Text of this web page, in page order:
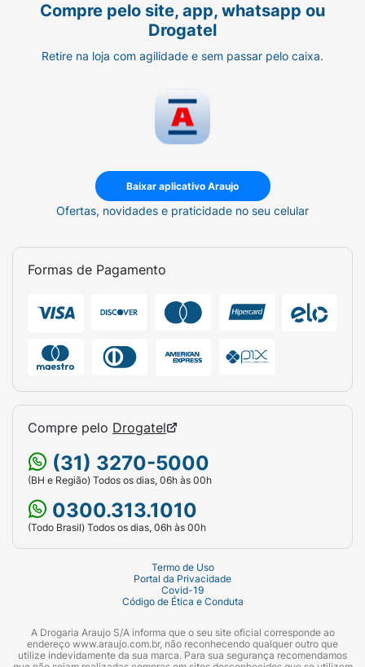
Compre pelo site, app, whatsapp ou
Drogatel
Retire na loja com agilidade e sem passar pelo caixa.
Baixar aplicativo Araujo
Ofertas, novidades e praticidade no seu celular
Formas de Pagamento
Compre pelo Drogatel
(31) 3270-5000
(BH e Região) Todos os dias, 06h às 00h
0300.313.1010
(Todo Brasil) Todos os dias, 06h às 00h
Termo de Uso
Portal da Privacidade
Covid-19
Código de Ética e Conduta
A Drogaria Araujo S/A informa que o seu site oficial corresponde ao
endereço www.araujo.com.br, não reconhecendo qualquer outro que
utilize indevidamente da sua marca. Para sua segurança recomendamos